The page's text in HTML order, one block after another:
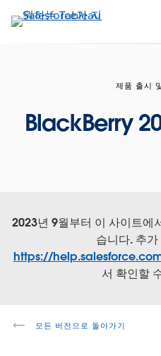
요
제품 출시
BlackBerry
2023년 9월부터 이 사이트에
습니다. 추
https://
서 확인할
모든 버전으로 돌아가기